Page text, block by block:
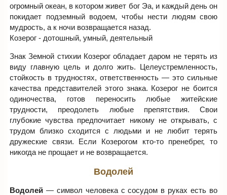
огромный океан, в котором живет бог Эа, и каждый день он
покидает подземный водоем, чтобы нести людям свою
мудрость, а к ночи возвращается назад.
Козерог - дотошный, умный, деятельный
Знак Земной стихии Козерог обладает даром не терять из
виду главную цель и долго жить. Целеустремленность,
стойкость в трудностях, ответственность — это сильные
качества представителей этого знака. Козерог не боится
одиночества, готов переносить любые житейские
трудности, преодолеть любые препятствия. Свои
глубокие чувства предпочитает никому не открывать, с
трудом близко сходится с людьми и не любит терять
дружеские связи. Если Козерогом кто-то пренебрег, то
никогда не прощает и не возвращается.
Водолей
Водолей — символ человека с сосудом в руках есть во